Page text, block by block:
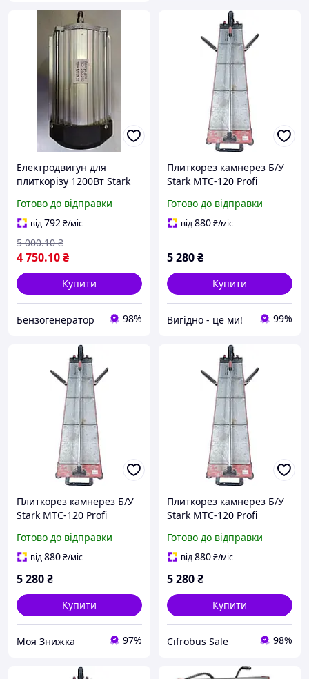
Електродвигун для
плиткорізу 1200Вт Stark
Готово до відправки
від792₴/міс
4 750.10₴
5 000.10 ₴
Купити
Бензогенератор 98%
Плиткорез камнерез Б/У
Stark MTC-120 Profi
Готово до відправки
від880₴/міс
5 280₴
Купити
Вигiдно - це ми! 99%
Плиткорез камнерез Б/У
Stark MTC-120 Profi
Готово до відправки
від880₴/міс
5 280₴
Купити
Моя Знижка 97%
Плиткорез камнерез Б/У
Stark MTC-120 Profi
Готово до відправки
від880₴/міс
5 280₴
Купити
Cifrobus Sale 98%